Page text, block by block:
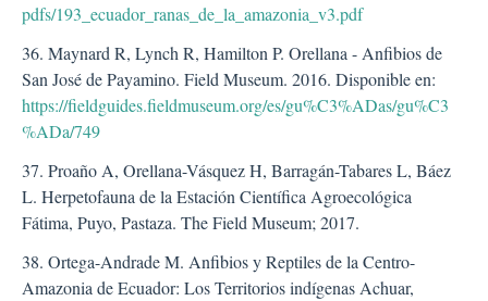
pdfs/193_ecuador_ranas_de_la_amazonia_v3.pdf
36. Maynard R, Lynch R, Hamilton P. Orellana - Anfibios de
San José de Payamino. Field Museum. 2016. Disponible en:
https://fieldguides.fieldmuseum.org/es/gu%C3%ADas/gu%C3
%ADa/749
37. Proaño A, Orellana-Vásquez H, Barragán-Tabares L, Báez
L. Herpetofauna de la Estación Científica Agroecológica
Fátima, Puyo, Pastaza. The Field Museum; 2017.
38. Ortega-Andrade M. Anfibios y Reptiles de la Centro-
Amazonia de Ecuador: Los Territorios indígenas Achuar,